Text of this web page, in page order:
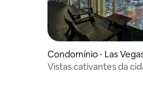
Condomínio ⋅ Las
Vistas cativantes da